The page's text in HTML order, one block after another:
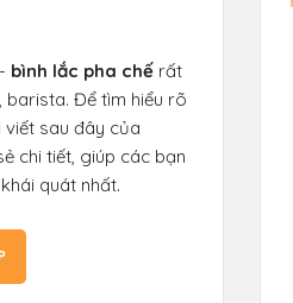
bình lắc pha chế rất
barista. Để tìm hiểu rõ
viết sau đây của
chi tiết, giúp các bạn
quát nhất.